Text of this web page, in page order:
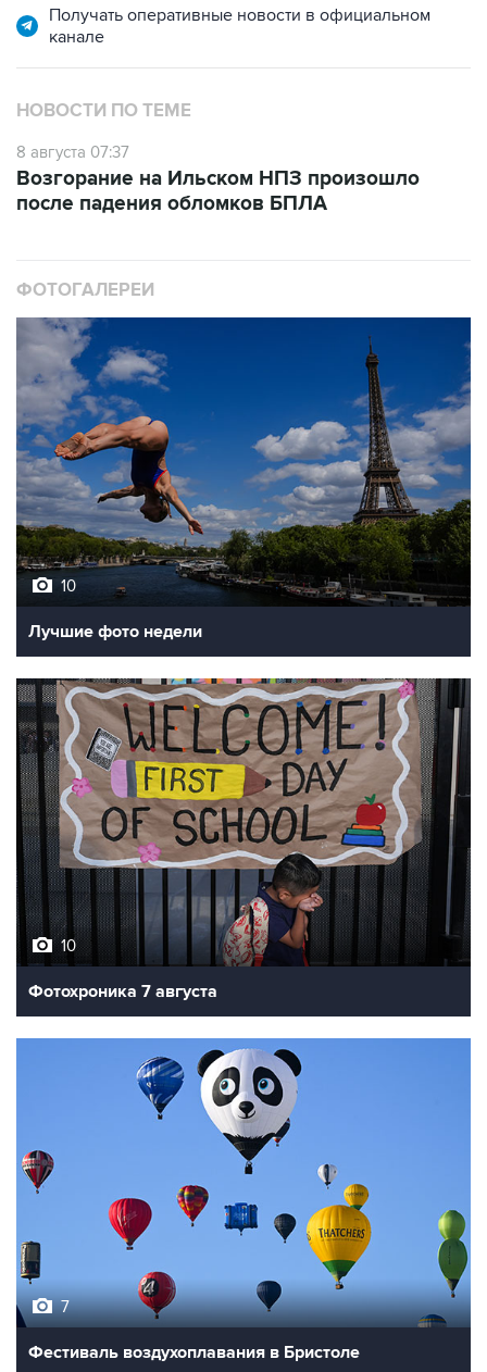
Получать оперативные новости в официальном
канале
НОВОСТИ ПО ТЕМЕ
8 августа 07:37
Возгорание на Ильском НПЗ произошло
после падения обломков БПЛА
ФОТОГАЛЕРЕИ
10
Лучшие фото недели
10
Фотохроника 7 августа
7
Фестиваль воздухоплавания в Бристоле